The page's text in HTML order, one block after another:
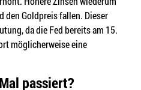
den Goldpreis fallen. Dieser
da die Fed bereits am 15.
möglicherweise eine
passiert?